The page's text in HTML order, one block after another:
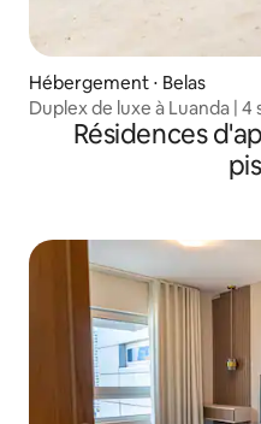
Hébergement ⋅ Belas
Duplex de luxe à Luanda | 4
Résidences